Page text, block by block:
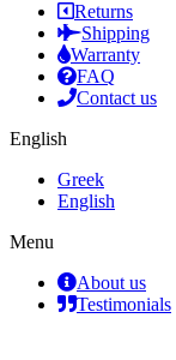
Returns
Shipping
Warranty
FAQ
Contact us
English
Greek
English
Menu
About us
Testimonials